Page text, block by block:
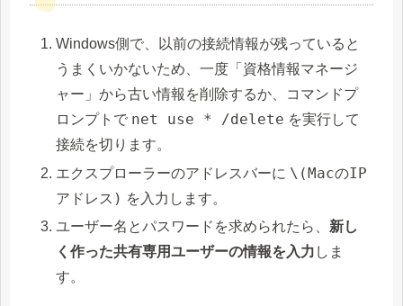
Windows側で、以前の接続情報が残っていると
うまくいかないため、一度「資格情報マネージ
ャー」から古い情報を削除するか、コマンドプ
ロンプトで net use * /delete を実行して
接続を切ります。
エクスプローラーのアドレスバーに \(MacのIP
アドレス) を入力します。
ユーザー名とパスワードを求められたら、 新し
く作った共有専用ユーザーの情報を入力 しま
す。